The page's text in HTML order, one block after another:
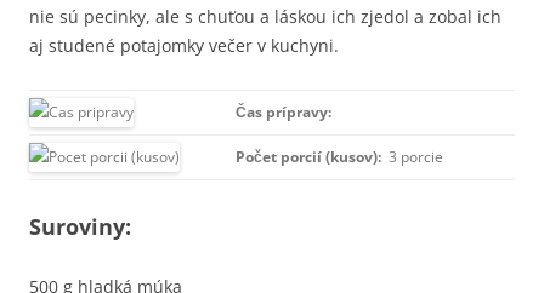
nie sú pecinky, ale s chuťou a láskou ich zjedol a zobal ich
aj studené potajomky večer v kuchyni.
Čas prípravy:
Počet porcií (kusov): 3 porcie
Suroviny:
500 g hladká múka